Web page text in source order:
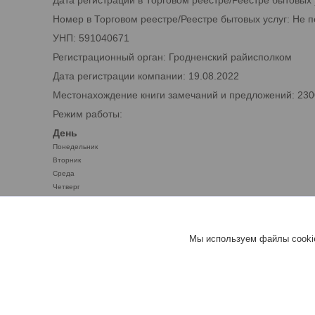
Номер в Торговом реестре/Реестре бытовых услуг: Не
УНП: 591040671
Регистрационный орган: Гродненский райисполком
Дата регистрации компании: 19.08.2022
Местонахождение книги замечаний и предложений:
Режим работы:
День
Понедельник
Вторник
Среда
Четверг
Мы используем файлы